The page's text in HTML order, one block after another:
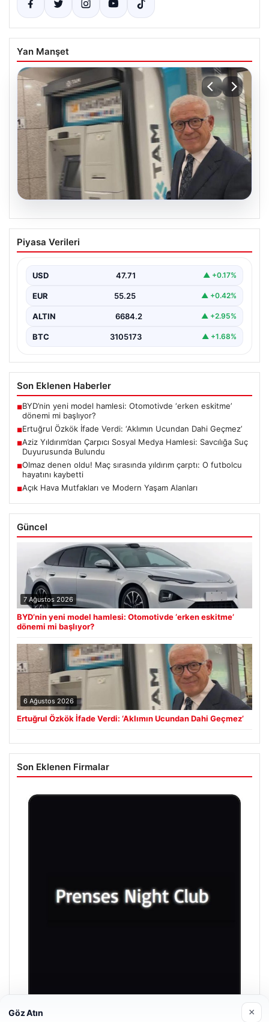
Yan Manşet
Ertuğrul Özkök İfade Verdi: ‘Aklımın
Ucundan Dahi Geçmez’
Recep Tayyip Erdoğan’a yönelik sosyal medya
paylaşımları ve…
Piyasa Verileri
USD 47.71 ▲ +0.17%
EUR 55.25 ▲ +0.42%
ALTIN 6684.2 ▲ +2.95%
BTC 3105173 ▲ +1.68%
Son Eklenen Haberler
■BYD’nin yeni model hamlesi: Otomotivde ‘erken eskitme’
dönemi mi başlıyor?
■Ertuğrul Özkök İfade Verdi: ‘Aklımın Ucundan Dahi Geçmez’
■Aziz Yıldırım’dan Çarpıcı Sosyal Medya Hamlesi: Savcılığa Suç
Duyurusunda Bulundu
■Olmaz denen oldu! Maç sırasında yıldırım çarptı: O futbolcu
hayatını kaybetti
■Açık Hava Mutfakları ve Modern Yaşam Alanları
Güncel
7 Ağustos 2026
BYD’nin yeni model hamlesi: Otomotivde ‘erken eskitme’
dönemi mi başlıyor?
6 Ağustos 2026
Ertuğrul Özkök İfade Verdi: ‘Aklımın Ucundan Dahi Geçmez’
Son Eklenen Firmalar
Göz Atın ×